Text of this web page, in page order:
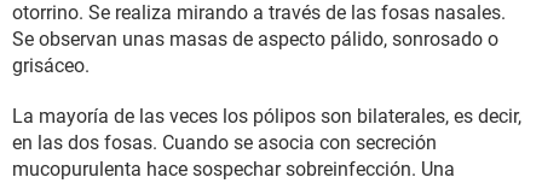
otorrino. Se realiza mirando a través de las fosas nasales.
Se observan unas masas de aspecto pálido, sonrosado o
grisáceo.
La mayoría de las veces los pólipos son bilaterales, es decir,
en las dos fosas. Cuando se asocia con secreción
mucopurulenta hace sospechar sobreinfección. Una